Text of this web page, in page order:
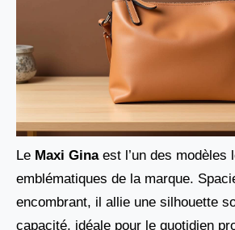
Le Maxi Ginaest l’un des modèles
emblématiques de la marque.
encombrant, il allie une silhouette
capacité, idéale pour le quotidien